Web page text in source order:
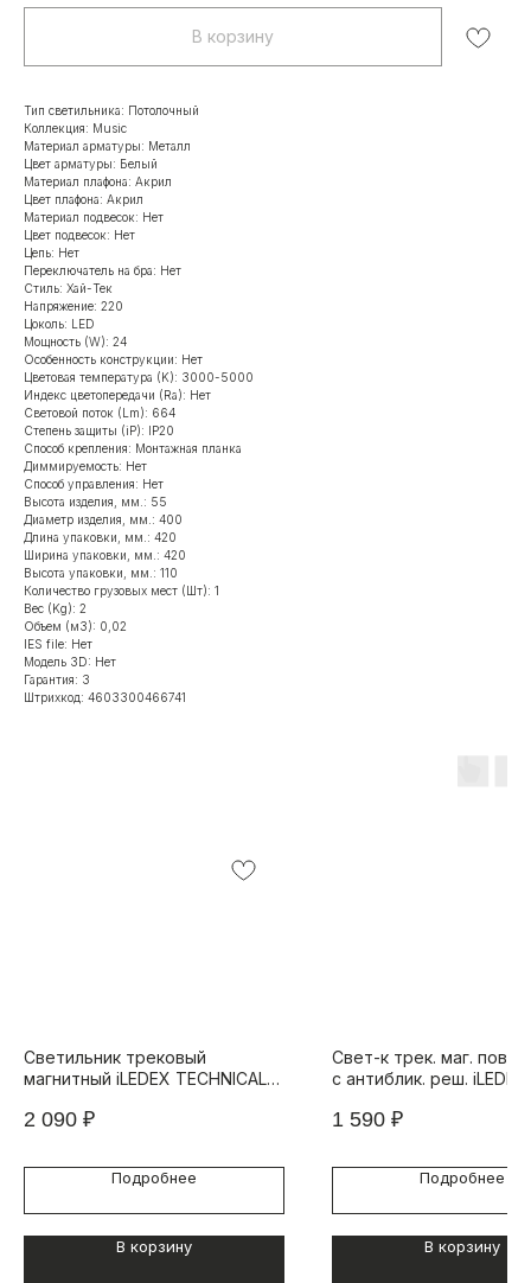
В корзину
Тип светильника: Потолочный
Коллекция: Music
Материал арматуры: Металл
Цвет арматуры: Белый
Материал плафона: Акрил
Цвет плафона: Акрил
Материал подвесок: Нет
Цвет подвесок: Нет
Цепь: Нет
Переключатель на бра: Нет
Стиль: Хай-Тек
Напряжение: 220
Цоколь: LED
Мощность (W): 24
Особенность конструкции: Нет
Цветовая температура (K): 3000-5000
Индекс цветопередачи (Ra): Нет
Световой поток (Lm): 664
Степень защиты (iP): IP20
Способ крепления: Монтажная планка
Диммируемость: Нет
Способ управления: Нет
Высота изделия, мм.: 55
Диаметр изделия, мм.: 400
Длина упаковки, мм.: 420
Ширина упаковки, мм.: 420
Высота упаковки, мм.: 110
Количество грузовых мест (Шт): 1
Вес (Kg): 2
Объем (м3): 0,02
IES file: Нет
Модель 3D: Нет
Гарантия: 3
Штрихкод: 4603300466741
Светильник трековый
магнитный iLEDEX TECHNICAL
110DG-4000K-BK
2 090 ₽
Подробнее
В корзину
Свет-к трек. маг.
с антиблик. реш. iLEDEX
L36-2W-24DG-4000K-
1 590 ₽
Подробнее
В корзину